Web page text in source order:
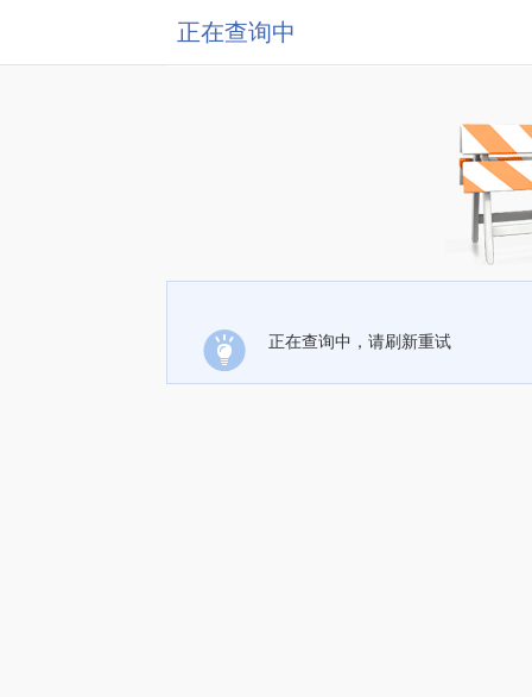
正在查询中
正在查询中，请刷新重试